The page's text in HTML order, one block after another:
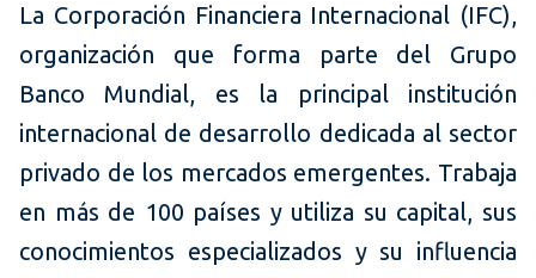
La Corporación Financiera Internacional (IFC),
organización que forma parte del Grupo
Banco Mundial, es la principal institución
internacional de desarrollo dedicada al sector
privado de los mercados emergentes. Trabaja
en más de 100 países y utiliza su capital, sus
conocimientos especializados y su influencia